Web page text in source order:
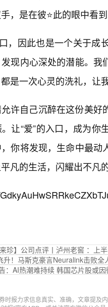
，是在彼⭐此的眼中看
，因此也是一个关于
现内心深处的潜能。
是一次心灵的洗礼，让
许自己沉醉在这份美
让“爱”的入口，成为
你将发现，生命中最
凡的生活，闪耀出不凡
来珍】公司点评丨泸州老窖 ：上
升！马斯克豪言Neuralink击败全
：AI热潮难持续 韩国芯片股或
时报力求信息真实、准确，文章提及